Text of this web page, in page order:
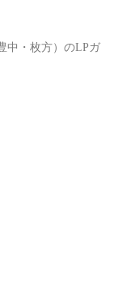
中・枚方）のLPガ